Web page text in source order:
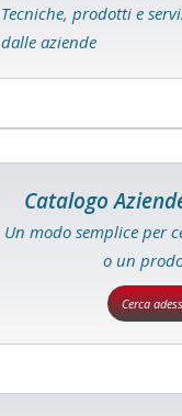
Tecniche, prodotti e
dalle aziende
Catalogo
Un modo semplice per
o un
Cerca